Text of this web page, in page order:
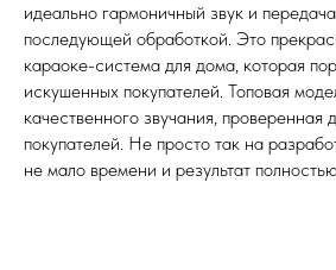
идеально гармоничный звук и
последующей обработкой. Это
караоке-система для дома, которая
искушенных покупателей. Топовая
качественного звучания, проверенная
покупателей. Не просто так на
не мало времени и результат